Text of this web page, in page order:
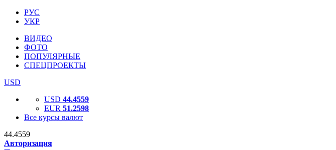
РУС
УКР
ВИДЕО
ФОТО
ПОПУЛЯРНЫЕ
СПЕЦПРОЕКТЫ
USD
USD 44.4559
EUR 51.2598
Все курсы валют
44.4559
Авторизация